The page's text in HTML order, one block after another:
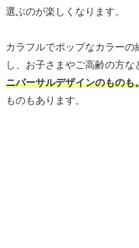
選ぶのが楽しくなります。
カラフルでポップなカラー
し、お子さまやご高齢の方な
ニバーサルデザインのものも
ものもあります。